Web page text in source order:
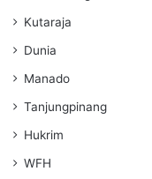
Kutaraja
Dunia
Manado
Tanjungpinang
Hukrim
WFH